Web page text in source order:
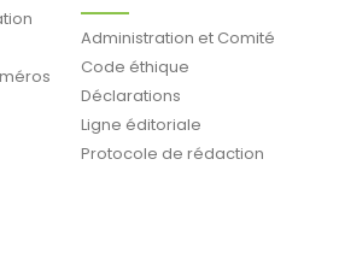
Administration et Comité
Code éthique
Déclarations
Ligne éditoriale
Protocole de rédaction